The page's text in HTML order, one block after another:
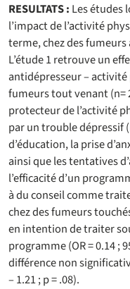
RESULTATS : Les études
l’impact de l’activité
terme, chez des
L’étude 1 retrouve un
antidépresseur –
fumeurs tout venant (n=
protecteur de l’activité
par un trouble dépressif
d’éducation, la prise
ainsi que les tentatives
l’efficacité d’un
à du conseil comme
chez des fumeurs
en intention de traiter
programme (OR = 0.14 ;
différence non
– 1.21 ; p = .08).